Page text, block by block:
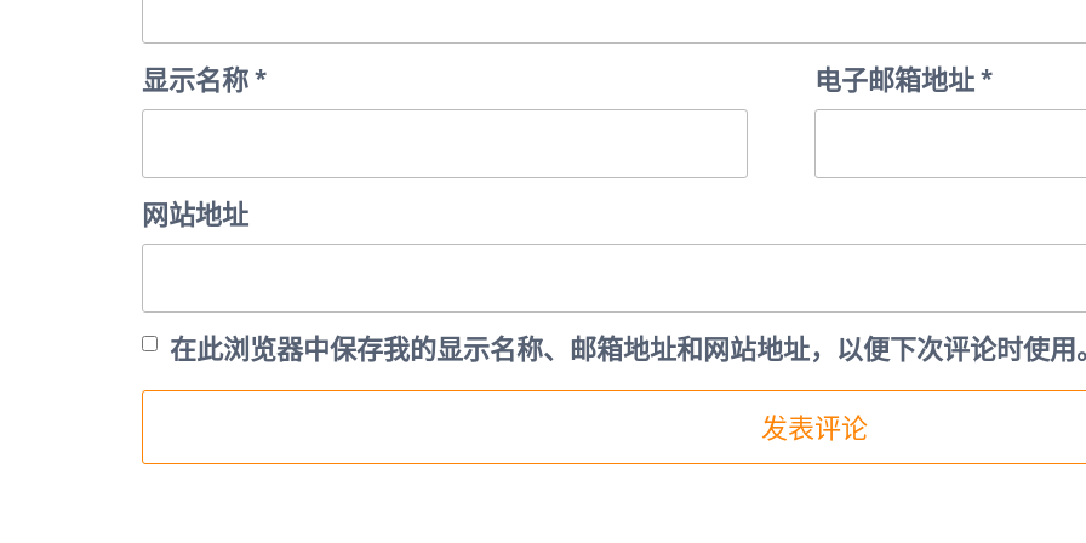
显示名称* 电子邮箱地址*
网站地址
在此浏览器中保存我的显示名称、邮箱地址和网站地址，以便下次评论时使用